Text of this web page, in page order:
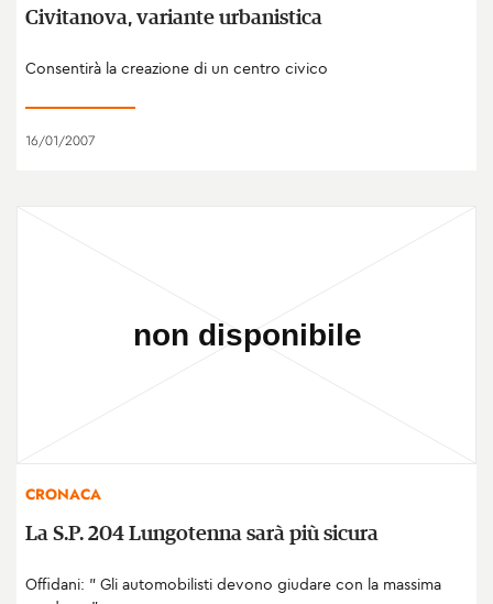
Civitanova, variante urbanistica
Consentirà la creazione di un centro civico
16/01/2007
CRONACA
La S.P. 204 Lungotenna sarà più sicura
Offidani: " Gli automobilisti devono giudare con la massima